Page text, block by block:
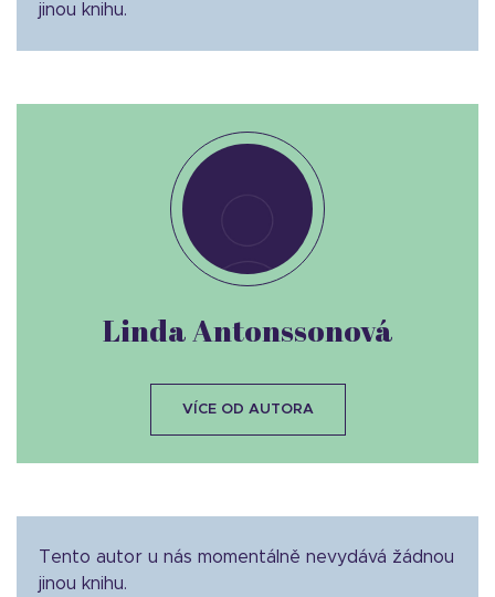
jinou knihu.
Tento autor u nás momentálně nevydává žádnou
jinou knihu.
Linda Antonssonová
VÍCE OD AUTORA